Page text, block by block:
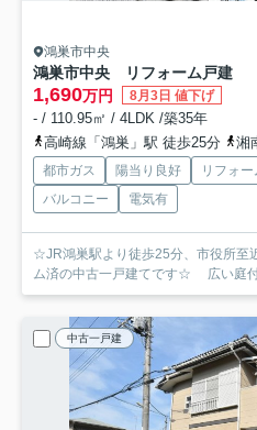
鴻巣市中央
鴻巣市中央 リフォーム戸建
1,690万円 8月3日 値下げ
- / 110.95㎡ / 4LDK /築35年
高崎線「鴻巣」駅 徒歩25分
湘
都市ガス 陽当り良好 リフォ
バルコニー
電気有
☆JR鴻巣駅より徒歩25分、市役所至
ム済の中古一戸建てです☆ 広い庭
中古一戸建